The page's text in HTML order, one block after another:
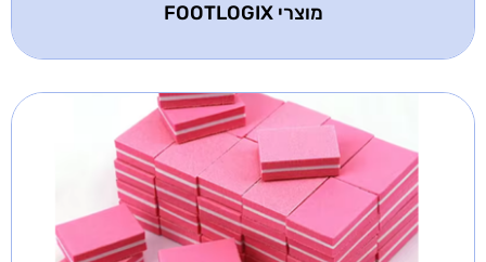
מוצרי FOOTLOGIX